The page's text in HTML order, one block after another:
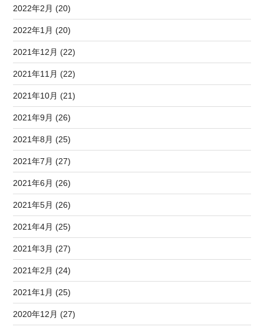
2022年2月 (20)
2022年1月 (20)
2021年12月 (22)
2021年11月 (22)
2021年10月 (21)
2021年9月 (26)
2021年8月 (25)
2021年7月 (27)
2021年6月 (26)
2021年5月 (26)
2021年4月 (25)
2021年3月 (27)
2021年2月 (24)
2021年1月 (25)
2020年12月 (27)